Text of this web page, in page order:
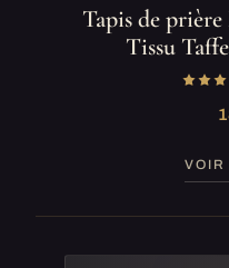
Tapis de
Tissu
VOIR